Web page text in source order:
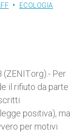
ECOLOGIA
Per
il rifiuto da parte
positiva), ma
per motivi